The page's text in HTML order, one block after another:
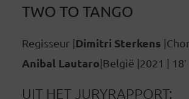
TWO TO TANGO
Regisseur |Dimitri Sterkens
Anibal Lautaro|België |2021 | 18′
UIT HET JURYRAPPORT: